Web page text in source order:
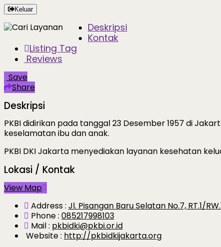
Keluar
Deskripsi
Kontak
Listing Tag
Reviews
Save
Share
Deskripsi
PKBI didirikan pada tanggal 23 Desember 1957 di
keselamatan ibu dan anak.
PKBI DKI Jakarta menyediakan layanan kesehatan
Lokasi / Kontak
View Map
Address : Jl. Pisangan Baru Selatan No.7, RT.1/
Phone : 085217998103
Mail : pkbidki@pkbi.or.id
Website : http://pkbidkijakarta.org